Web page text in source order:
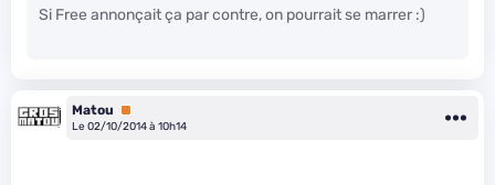
Si Free annonçait ça par contre, on pourrait se marrer :)
Matou
Premium
Le 02/10/2014 à 10h14